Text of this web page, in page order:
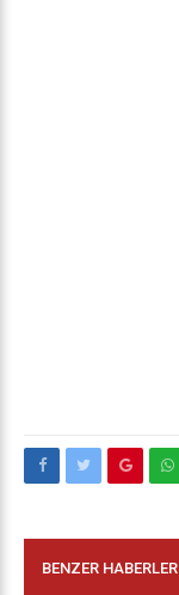
BENZER HABERLER